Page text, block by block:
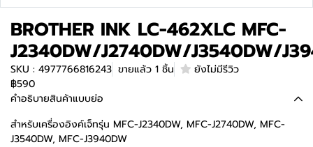
BROTHER INK LC-462XLC MFC-
J2340DW/J2740DW/J3540DW/
SKU : 4977766816243 ขายแล้ว 1 ชิ้น
ยังไม่มีรีวิว
฿590
คำอธิบายสินค้าแบบย่อ
สำหรับเครื่องอิงค์เจ็ทรุ่น MFC-J2340DW, MFC-J2740DW, MFC-
J3540DW, MFC-J3940DW